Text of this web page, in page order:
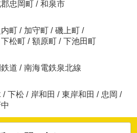
忠岡町 / 和泉市
町 / 加守町 / 磯上町 /
下松町 / 額原町 / 下池田町
道 / 南海電鉄泉北線
/ 下松 / 岸和田 / 東岸和田 / 忠岡 /